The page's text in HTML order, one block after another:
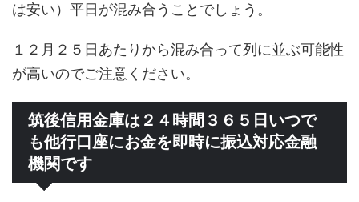
は安い）平日が混み合うことでしょう。
１２月２５日あたりから混み合って列に並ぶ可能性
が高いのでご注意ください。
筑後信用金庫は２４時間３６５日いつで
も他行口座にお金を即時に振込対応金融
機関です